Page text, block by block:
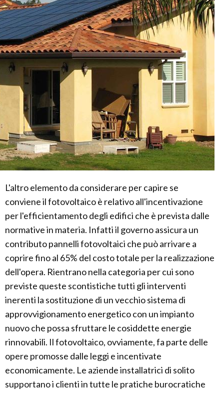
L'altro elemento da considerare per capire se
conviene il fotovoltaico è relativo all'incentivazione
per l'efficientamento degli edifici che è prevista dalle
normative in materia. Infatti il governo assicura un
contributo pannelli fotovoltaici che può arrivare a
coprire fino al 65% del costo totale per la realizzazione
dell'opera. Rientrano nella categoria per cui sono
previste queste scontistiche tutti gli interventi
inerenti la sostituzione di un vecchio sistema di
approvvigionamento energetico con un impianto
nuovo che possa sfruttare le cosiddette energie
rinnovabili. Il fotovoltaico, ovviamente, fa parte delle
opere promosse dalle leggi e incentivate
economicamente. Le aziende installatrici di solito
supportano i clienti in tutte le pratiche burocratiche